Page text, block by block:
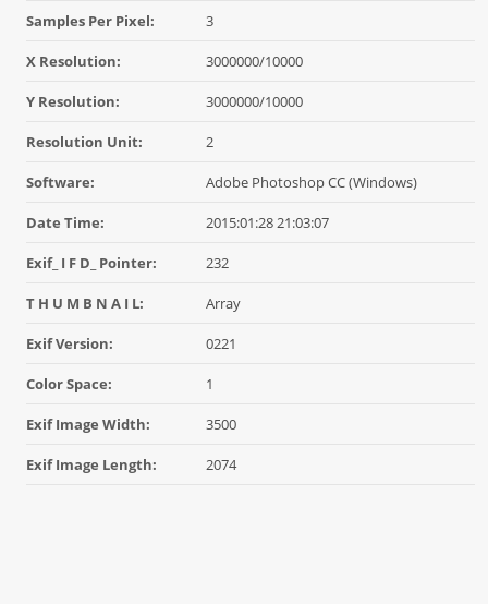
Samples Per Pixel: 3
X Resolution: 3000000/10000
Y Resolution: 3000000/10000
Resolution Unit: 2
Software: Adobe Photoshop CC (Windows)
Date Time: 2015:01:28 21:03:07
Exif_ I F D_ Pointer: 232
T H U M B N A I L: Array
Exif Version: 0221
Color Space: 1
Exif Image Width: 3500
Exif Image Length: 2074